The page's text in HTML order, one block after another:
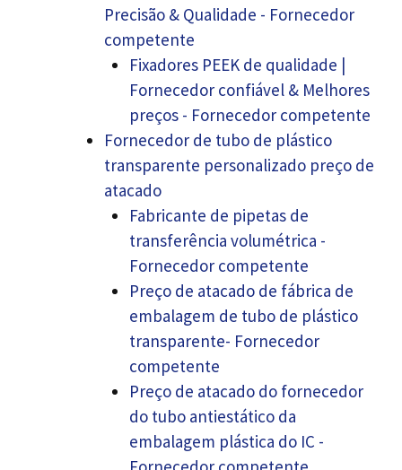
Precisão & Qualidade - Fornecedor
competente
Fixadores PEEK de qualidade |
Fornecedor confiável & Melhores
preços - Fornecedor competente
Fornecedor de tubo de plástico
transparente personalizado preço de
atacado
Fabricante de pipetas de
transferência volumétrica -
Fornecedor competente
Preço de atacado de fábrica de
embalagem de tubo de plástico
transparente- Fornecedor
competente
Preço de atacado do fornecedor
do tubo antiestático da
embalagem plástica do IC -